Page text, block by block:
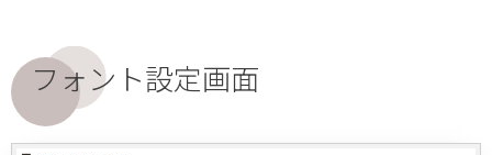
日本語フォントの表示比較
フォント設定画面